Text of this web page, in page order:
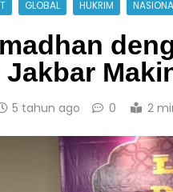
GLOBAL HUKRIM
Jakbar
5 tahun ago 0 2